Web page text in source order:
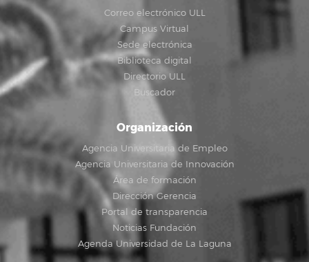
Correo electrónico ULL
Campus Virtual
Sede electrónica
Biblioteca digital
Directorio ULL
Buscador
Organización
Agencia Universitaria de Empleo
Agencia Universitaria de Innovación
Área de formación
Dirección Gerencia
Portal de transparencia
Noticias Fundación
Agenda Universidad de La Laguna